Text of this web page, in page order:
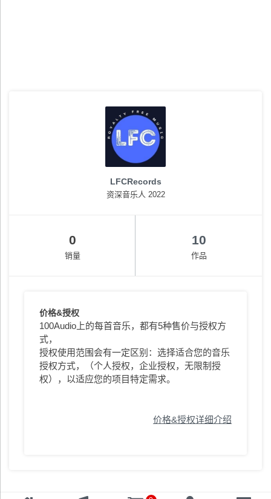
LFCRecords
资深音乐人 2022
0
销量
10
作品
价格&授权
100Audio上的每首音乐，都有5种售价与授权方
式，
授权使用范围会有一定区别：选择适合您的音乐
授权方式，（个人授权，企业授权，无限制授
权），以适应您的项目特定需求。
价格&授权详细介绍